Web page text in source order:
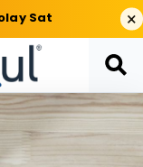
Sat ×